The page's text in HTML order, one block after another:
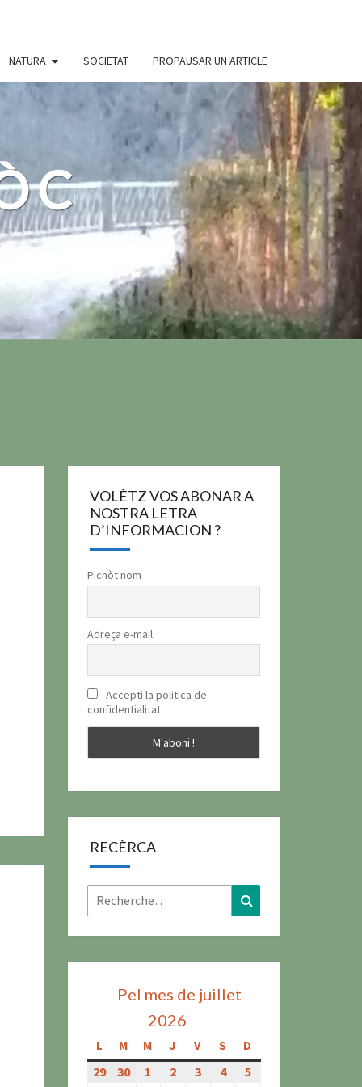
NATURA SOCIETAT PROPAUSAR UN ARTICLE
VOLÈTZ VOS ABONAR A
NOSTRA LETRA
D’INFORMACION ?
Pichòt nom
Adreça e-mail
Accepti la politica de
confidentialitat
RECÈRCA
Rechercher :
Pel mes de juillet
2026
L lundi
M mardi
M mercredi
Jjeudi
Vvendredi
S samedi
D
29293030
1 22
33
44
55